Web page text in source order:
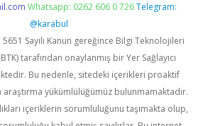
Whatsapp: 0262 606 0 726 Telegram:
@karabul
5651 Sayılı Kanun gereğince Bilgi Teknolojileri
tarafından onaylanmış bir Yer Sağlayıcı
Bu nedenle, sitedeki içerikleri proaktif
yükümlülüğümüz bulunmamaktadır.
içeriklerin sorumluluğunu taşımakta olup,